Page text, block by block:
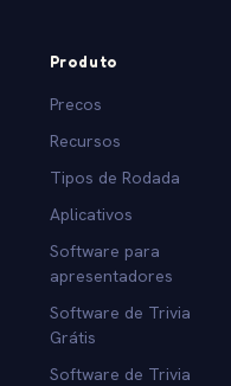
Produto
Precos
Recursos
Tipos de Rodada
Aplicativos
Software para
apresentadores
Software de Trivia
Grátis
Software de Trivia